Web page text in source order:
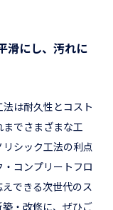
滑にし、汚れに
は耐久性とコスト
でさまざまな工
シック工法の利点
コンプリートフロ
できる次世代のス
・改修に、ぜひご